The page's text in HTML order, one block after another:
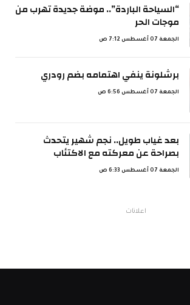
“السياحة الباردة”.. موضة جديدة تهرب من
موجات الحر
الجمعة 07 أغسطس 7:12 ص
برشلونة ينفي اهتمامه بضم رودري
الجمعة 07 أغسطس 6:56 ص
بعد غياب طويل.. نجم شهير يتحدث
بصراحة عن معركته مع الاكتئاب
الجمعة 07 أغسطس 6:33 ص
اعلانات